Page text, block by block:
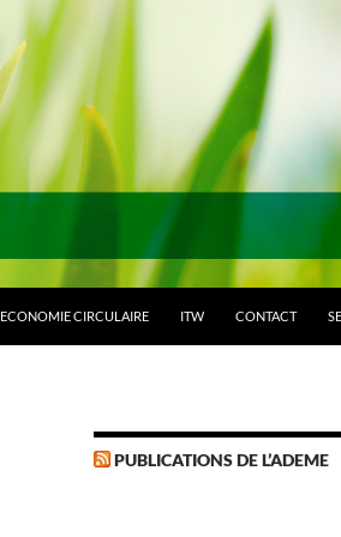
ECONOMIE CIRCULAIRE ITW CONTACT
PUBLICATIONS DE L’ADEME